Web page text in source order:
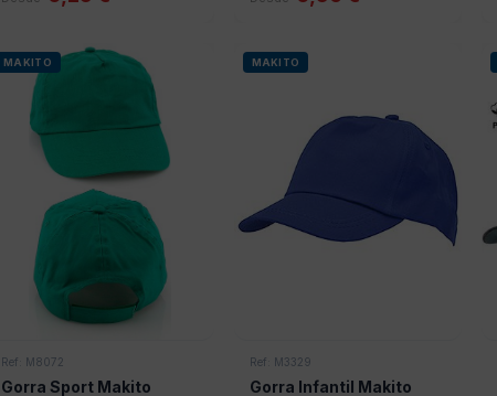
MAKITO
Ref: M8072
Gorra Sport Makito
MAKITO
Ref: M3329
Gorra Infantil Makito